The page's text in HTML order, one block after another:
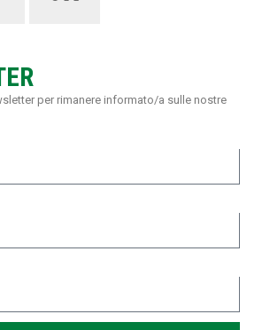
per rimanere informato/a sulle nostre